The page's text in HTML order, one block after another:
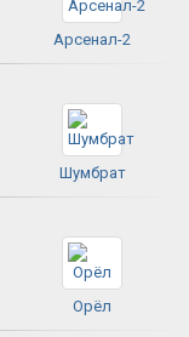
Арсенал-2
Шумбрат
Орёл